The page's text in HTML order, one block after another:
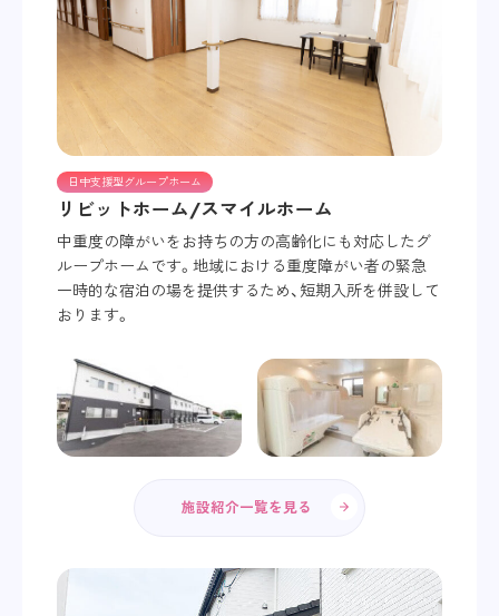
日中支援型グループホーム
リビットホーム/スマイルホーム
中重度の障がいをお持ちの方の高齢化にも対応したグ
ループホームです。地域における重度障がい者の緊急
一時的な宿泊の場を提供するため、短期入所を併設して
おります。
施設紹介一覧を見る